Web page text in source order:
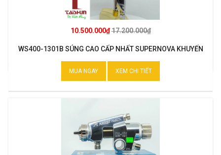
10.500.000₫17.200.000₫
WS400-1301B SÚNG CAO CẤP NHẤT SUPERNOVA KHUYẾN
MUA NGAY XEM CHI TIẾT